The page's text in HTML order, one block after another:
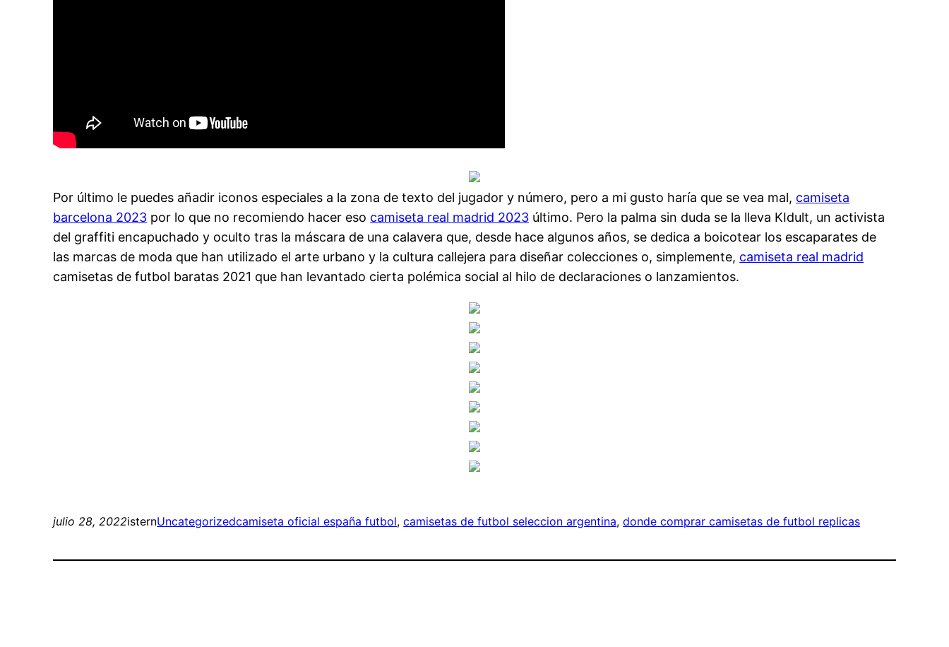
Por último le puedes añadir iconos especiales a la zona de texto del jugador y número, pero a mi gusto haría que se vea mal, camiseta
barcelona 2023 por lo que no recomiendo hacer eso camiseta real madrid 2023 último. Pero la palma sin duda se la lleva KIdult, un activista
del graffiti encapuchado y oculto tras la máscara de una calavera que, desde hace algunos años, se dedica a boicotear los escaparates de
las marcas de moda que han utilizado el arte urbano y la cultura callejera para diseñar colecciones o, simplemente, camiseta real madrid
camisetas de futbol baratas 2021 que han levantado cierta polémica social al hilo de declaraciones o lanzamientos.
julio 28, 2022isternUncategorizedcamiseta oficial españa futbol, camisetas de futbol seleccion argentina, donde comprar camisetas de futbol replicas